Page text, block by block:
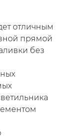
отличным
прямой
без